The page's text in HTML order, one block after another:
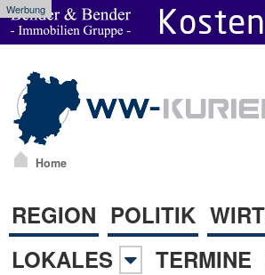
Werbung
Home
REGION POLITIK
LOKALES
TERMINE